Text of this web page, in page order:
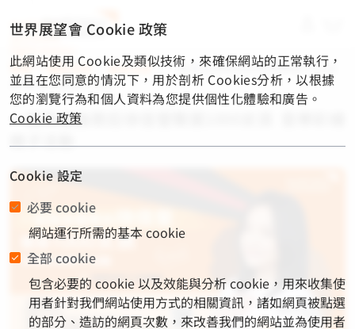
material-
symbols-
rounded
首頁 / 展望消息 / 最新消息 / 一起與金曲歌后徐佳瑩聲援1000女
孩 音樂彩繪親子活動
一起與金曲歌后徐佳瑩聲援1000女孩 音樂彩繪
親子活動
世界展望會 Cookie 政策
此網站使用 Cookie及類似技術，來確保網站的正常執行，
並且在您同意的情況下，用於剖析 Cookies分析，以根據
您的瀏覽行為和個人資料為您提供個性化體驗和廣告。
Cookie 政策
Cookie 設定
必要 cookie
網站運行所需的基本 cookie
全部 cookie
包含必要的 cookie 以及效能與分析 cookie，用來收集使
用者針對我們網站使用方式的相關資訊，諸如網頁被點選
的部分、造訪的網頁次數，來改善我們的網站並為使用者